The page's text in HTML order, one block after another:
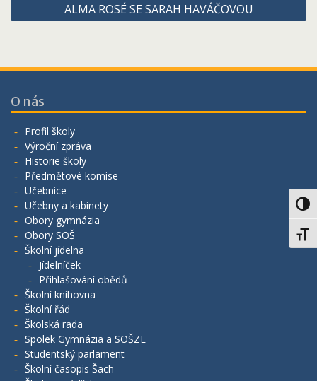
příspěvekALMA ROSÉ SE SARAH HAVÁČOVOU
O nás
Profil školy
Výroční zpráva
Historie školy
Předmětové komise
Učebnice
Učebny a kabinety
Obory gymnázia
Obory SOŠ
Školní jídelna
Jídelníček
Přihlašování obědů
Školní knihovna
Školní řád
Školská rada
Spolek Gymnázia a SOŠZE
Studentský parlament
Školní časopis Šach